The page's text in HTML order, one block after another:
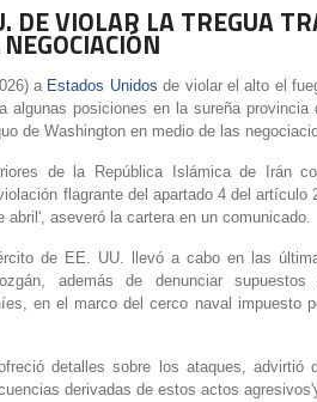
DE VIOLAR LA TREGUA
a Estados Unidos de violar el alto el
algunas posiciones en la sureña provincia
de Washington en medio de las
de la República Islámica de Irán
flagrante del apartado 4 del artículo
abril', aseveró la cartera en un comunicado.
de EE. UU. llevó a cabo en las
además de denunciar
en el marco del cerco naval impuesto
detalles sobre los ataques, advirtió
derivadas de estos actos